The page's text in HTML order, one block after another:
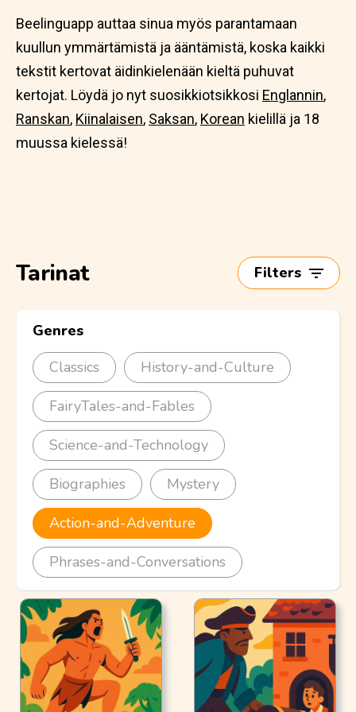
Beelinguapp auttaa sinua myös parantamaan
kuullun ymmärtämistä ja ääntämistä, koska kaikki
tekstit kertovat äidinkielenään kieltä puhuvat
kertojat. Löydä jo nyt suosikkiotsikkosi Englannin,
Ranskan, Kiinalaisen, Saksan, Korean kielillä ja 18
muussa kielessä!
Tarinat Filters
Genres
Classics
History-and-Culture
FairyTales-and-Fables
Science-and-Technology
Biographies Mystery
Action-and-Adventure
Phrases-and-Conversations